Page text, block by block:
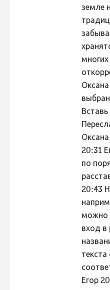
земле
многих
20:31
по
20:43
можно
вход в
текста
Егор